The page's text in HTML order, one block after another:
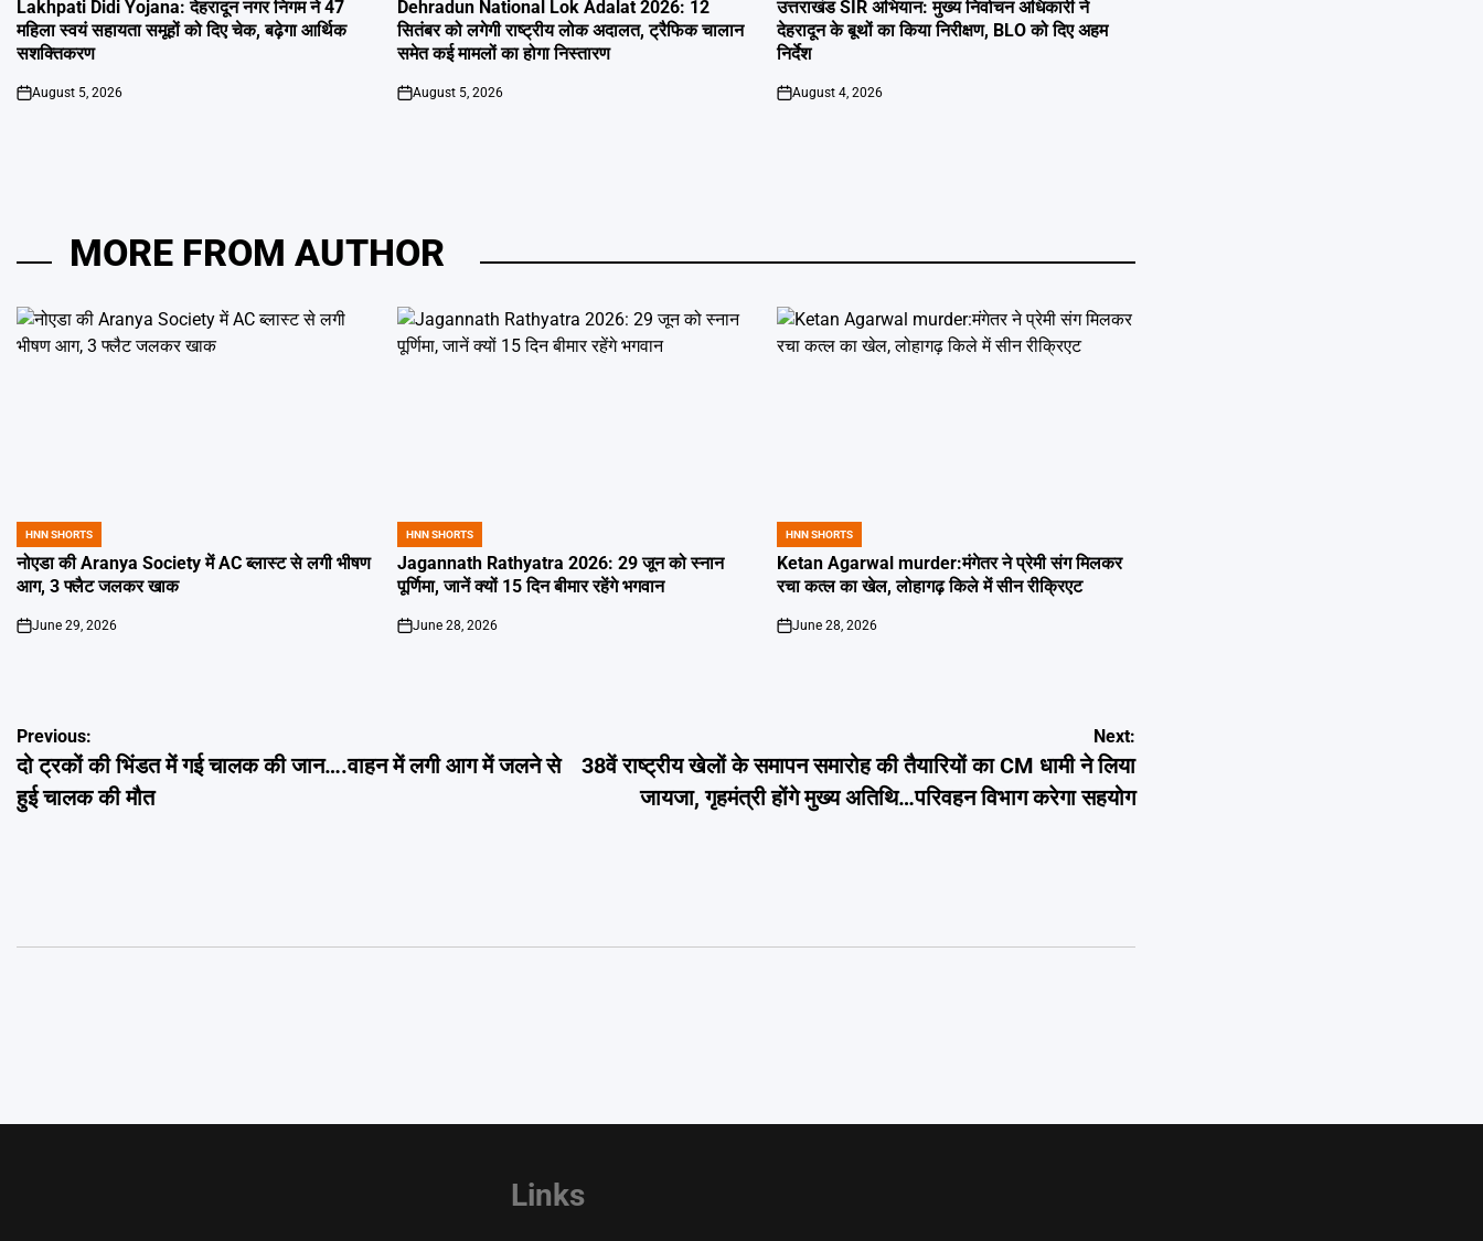
Lakhpati Didi Yojana: देहरादून नगर निगम ने 47
महिला स्वयं सहायता समूहों को दिए चेक, बढ़ेगा आर्थिक
सशक्तिकरण
on
August 5, 2026
Dehradun National Lok Adalat 2026: 12
सितंबर को लगेगी राष्ट्रीय लोक अदालत, ट्रैफिक चालान
समेत कई मामलों का होगा निस्तारण
on
August 5, 2026
उत्तराखंड SIR अभियान: मुख्य निर्वाचन अधिकारी ने
देहरादून के बूथों का किया निरीक्षण, BLO को दिए अहम
निर्देश
on
August 4, 2026
MORE FROM AUTHOR
POSTED
IN
HNN SHORTS
नोएडा की Aranya Society में AC ब्लास्ट से लगी भीषण
आग, 3 फ्लैट जलकर खाक
on
June 29, 2026
POSTED
IN
HNN SHORTS
Jagannath Rathyatra 2026: 29 जून को स्नान
पूर्णिमा, जानें क्यों 15 दिन बीमार रहेंगे भगवान
on
June 28, 2026
POSTED
IN
HNN SHORTS
Ketan Agarwal murder:मंगेतर ने प्रेमी संग मिलकर
रचा कत्ल का खेल, लोहागढ़ किले में सीन रीक्रिएट
on
June 28, 2026
Post
navigation
Previous:
दो ट्रकों की भिंडत में गई चालक की जान….वाहन में लगी आग में जलने से
हुई चालक की मौत
Next:
38वें राष्ट्रीय खेलों के समापन समारोह की तैयारियों का CM धामी ने लिया
जायजा, गृहमंत्री होंगे मुख्य अतिथि…परिवहन विभाग करेगा सहयोग
Links